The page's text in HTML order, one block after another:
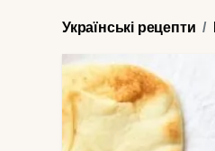
Українські рецепти